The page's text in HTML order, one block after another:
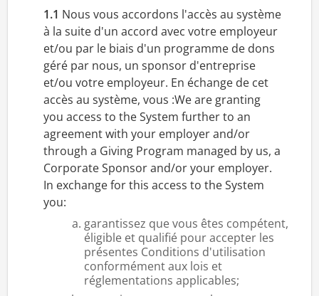
1.1 Nous vous accordons l'accès au système
à la suite d'un accord avec votre employeur
et/ou par le biais d'un programme de dons
géré par nous, un sponsor d'entreprise
et/ou votre employeur. En échange de cet
accès au système, vous :We are granting
you access to the System further to an
agreement with your employer and/or
through a Giving Program managed by us, a
Corporate Sponsor and/or your employer.
In exchange for this access to the System
you:
garantissez que vous êtes compétent,
éligible et qualifié pour accepter les
présentes Conditions d'utilisation
conformément aux lois et
réglementations applicables;